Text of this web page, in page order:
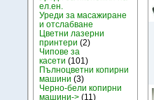
ел.ен.
Уреди за масажиране
и отслабване
Цветни лазерни
принтери (2)
Чипове за
касети (101)
Пълноцветни копирни
машини (3)
Черно-бели копирни
машини-> (11)